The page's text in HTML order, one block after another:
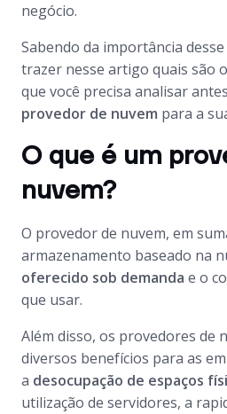
negócio.
Sabendo da importância
trazer nesse artigo quais são
que você precisa analisar
provedor de nuvem para a
O que é um
nuvem?
O provedor de nuvem, em
armazenamento baseado na
oferecido sob demanda e o
que usar.
Além disso, os provedores de
diversos benefícios para as
a desocupação de espaços
utilização de servidores, a